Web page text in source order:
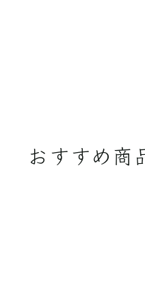
おすすめ商